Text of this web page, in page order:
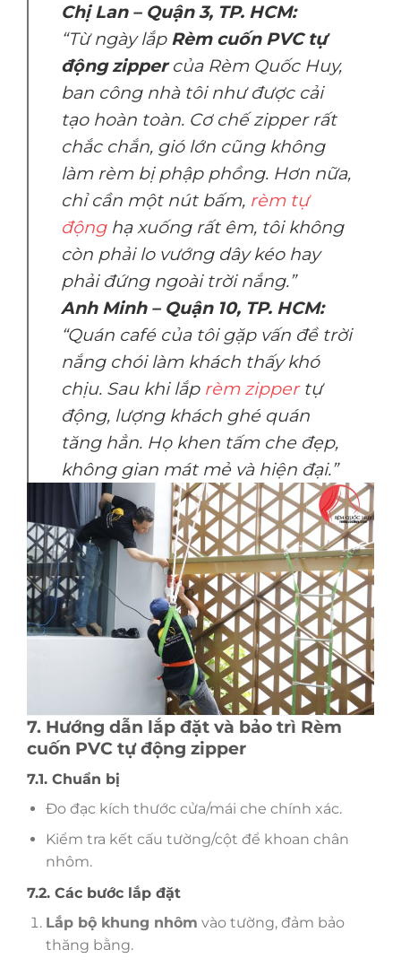
Chị Lan – Quận 3, TP. HCM:
“Từ ngày lắp Rèm cuốn PVC tự
động zippercủa Rèm Quốc Huy,
ban công nhà tôi như được cải
tạo hoàn toàn. Cơ chế zipper rất
chắc chắn, gió lớn cũng không
làm rèm bị phập phồng. Hơn nữa,
chỉ cần một nút bấm, rèm tự
độnghạ xuống rất êm, tôi không
còn phải lo vướng dây kéo hay
phải đứng ngoài trời nắng.”
Anh Minh – Quận 10, TP. HCM:
“Quán café của tôi gặp vấn đề trời
nắng chói làm khách thấy khó
chịu. Sau khi lắp rèm zippertự
động, lượng khách ghé quán
tăng hẳn. Họ khen tấm che đẹp,
không gian mát mẻ và hiện đại.”
7. Hướng dẫn lắp đặt và bảo trì Rèm
cuốn PVC tự động zipper
7.1. Chuẩn bị
Đo đạc kích thước cửa/mái che chính xác.
Kiểm tra kết cấu tường/cột để khoan chân
nhôm.
7.2. Các bước lắp đặt
Lắp bộ khung nhôm vào tường, đảm bảo
thăng bằng.